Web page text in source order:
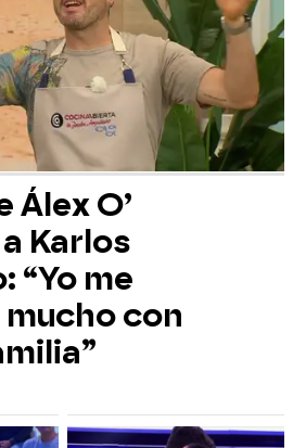
Álex O’
Karlos
“Yo me
con